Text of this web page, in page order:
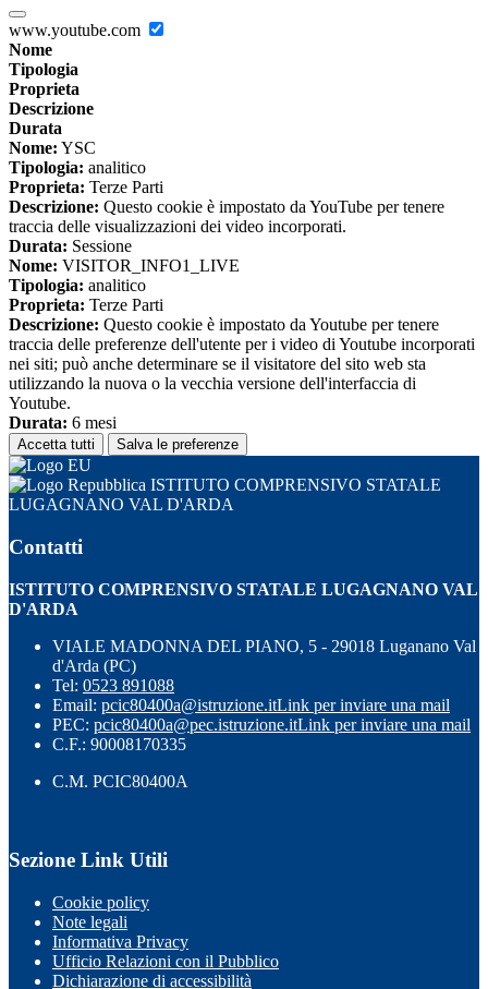
www.youtube.com
Nome
Tipologia
Proprieta
Descrizione
Durata
Nome: YSC
Tipologia: analitico
Proprieta: Terze Parti
Descrizione: Questo cookie è impostato da YouTube per tenere
traccia delle visualizzazioni dei video incorporati.
Durata: Sessione
Nome: VISITOR_INFO1_LIVE
Tipologia: analitico
Proprieta: Terze Parti
Descrizione: Questo cookie è impostato da Youtube per tenere
traccia delle preferenze dell'utente per i video di Youtube incorporati
nei siti; può anche determinare se il visitatore del sito web sta
utilizzando la nuova o la vecchia versione dell'interfaccia di
Youtube.
Durata: 6 mesi
Accetta tutti Salva le preferenze
ISTITUTO COMPRENSIVO STATALE
LUGAGNANO VAL D'ARDA
Contatti
ISTITUTO COMPRENSIVO STATALE LUGAGNANO VAL
D'ARDA
VIALE MADONNA DEL PIANO, 5 - 29018 Luganano Val
d'Arda (PC)
Tel: 0523 891088
Email: pcic80400a@istruzione.itLink per inviare una mail
PEC: pcic80400a@pec.istruzione.itLink per inviare una mail
C.F.: 90008170335
C.M. PCIC80400A
Sezione Link Utili
Cookie policy
Note legali
Informativa Privacy
Ufficio Relazioni con il Pubblico
Dichiarazione di accessibilità